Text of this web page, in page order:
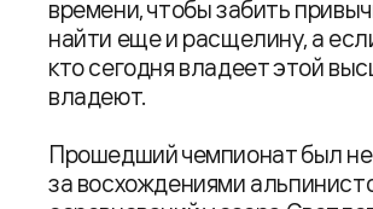
времени, чтобы забить
найти еще и расщелину, а
кто сегодня владеет этой
владеют.
Прошедший чемпионат был
за восхождениями